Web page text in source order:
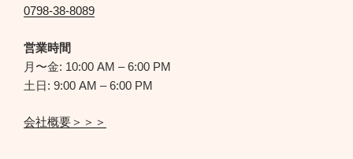
0798-38-8089
営業時間
月〜金: 10:00 AM – 6:00 PM
土日: 9:00 AM – 6:00 PM
会社概要＞＞＞